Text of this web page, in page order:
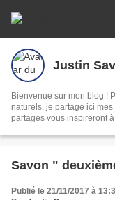
Justin
Bienvenue sur mon blog !
naturels, je partage ici mes
partages vous inspireront
Savon "
Publié le 21/11/2017 à